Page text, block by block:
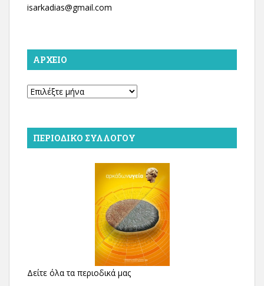
isarkadias@gmail.com
ΑΡΧΕΊΟ
Αρχείο
ΠΕΡΙΟΔΙΚΌ ΣΥΛΛΌΓΟΥ
Δείτε όλα τα περιοδικά μας